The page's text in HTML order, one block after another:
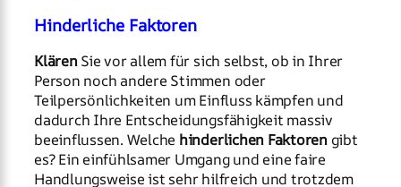
Hinderliche Faktoren
KlärenSie vor allem für sich selbst, ob in Ihrer
Person noch andere Stimmen oder
Teilpersönlichkeiten um Einfluss kämpfen und
dadurch Ihre Entscheidungsfähigkeit massiv
beeinflussen. Welche hinderlichen Faktorengibt
es? Ein einfühlsamer Umgang und eine faire
Handlungsweise ist sehr hilfreich und trotzdem